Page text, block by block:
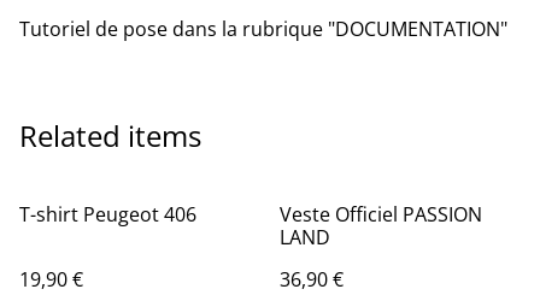
Tutoriel de pose dans la rubrique "DOCUMENTATION"
Related items
T-shirt Peugeot 406
19,90 €
Veste Officiel PASSION
LAND
36,90 €